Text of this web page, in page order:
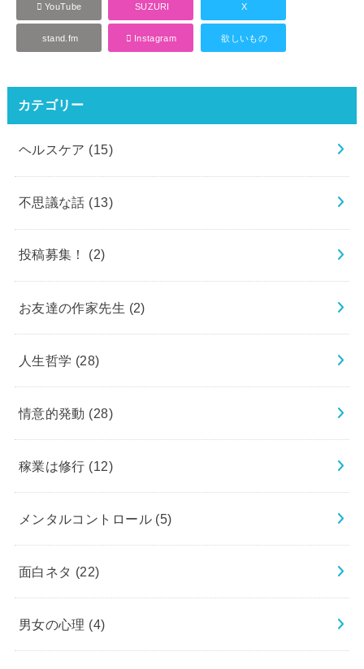
YouTube SUZURI X
stand.fm Instagram 欲しいもの
カテゴリー
ヘルスケア (15)
不思議な話 (13)
投稿募集！ (2)
お友達の作家先生 (2)
人生哲学 (28)
情意的発動 (28)
稼業は修行 (12)
メンタルコントロール (5)
面白ネタ (22)
男女の心理 (4)